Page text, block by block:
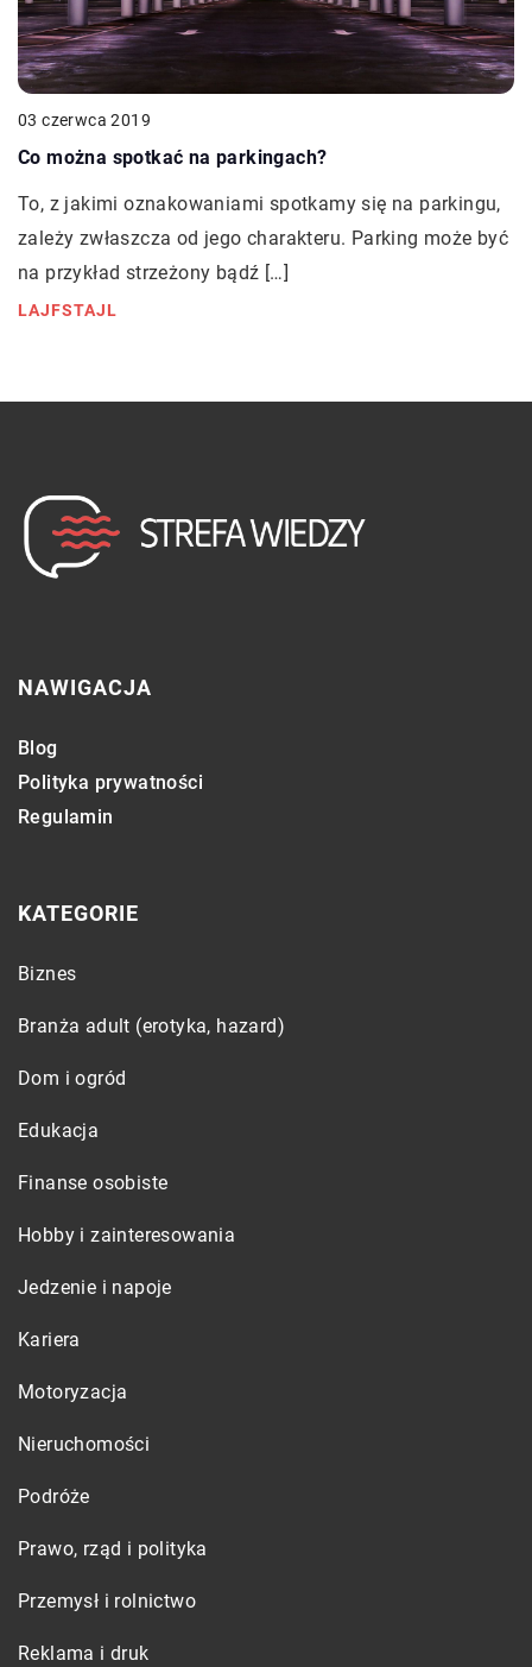
03 czerwca 2019
Co można spotkać na parkingach?
To, z jakimi oznakowaniami spotkamy się na parkingu,
zależy zwłaszcza od jego charakteru. Parking może być
na przykład strzeżony bądź […]
LAJFSTAJL
NAWIGACJA
Blog
Polityka prywatności
Regulamin
KATEGORIE
Biznes
Branża adult (erotyka, hazard)
Dom i ogród
Edukacja
Finanse osobiste
Hobby i zainteresowania
Jedzenie i napoje
Kariera
Motoryzacja
Nieruchomości
Podróże
Prawo, rząd i polityka
Przemysł i rolnictwo
Reklama i druk